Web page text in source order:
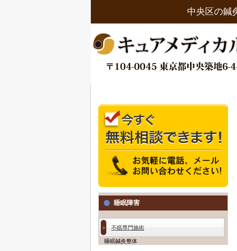
中央区の鍼
睡眠障害
不眠専門施術
睡眠鍼灸整体